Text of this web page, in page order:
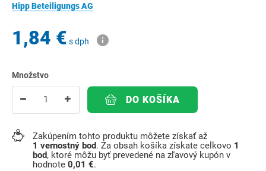
Hipp Beteiligungs AG
1,84 € s dph
Množstvo
DO KOŠÍKA
Zakúpením tohto produktu môžete získať až
1 vernostný bod. Za obsah košíka získate celkovo 1
bod, ktoré môžu byť prevedené na zľavový kupón v
hodnote 0,01 €.